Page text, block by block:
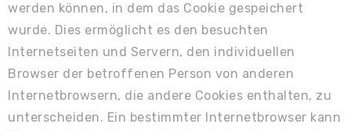
werden können, in dem das Cookie gespeichert
wurde. Dies ermöglicht es den besuchten
Internetseiten und Servern, den individuellen
Browser der betroffenen Person von anderen
Internetbrowsern, die andere Cookies enthalten, zu
unterscheiden. Ein bestimmter Internetbrowser kann